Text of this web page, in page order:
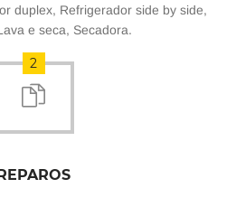
duplex, Refrigerador side by side,
e seca, Secadora.
2
REPAROS